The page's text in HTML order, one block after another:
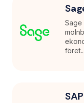
Sage
föret...
SAP